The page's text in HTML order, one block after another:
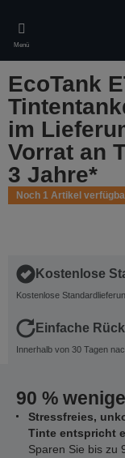
main
content
Menü
EcoTank
im
Vorrat an
3 Jahre*
Noch 1 Artikel
Kostenlose
Kostenlose
Einfache
Innerhalb von 30 Tagen
90 %
Stressfreies,
Tinte entspricht
Sparen Sie bis zu